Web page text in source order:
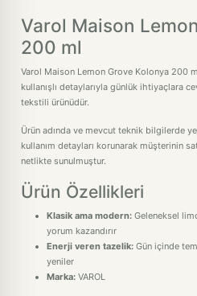
Varol Maison
200 ml
Varol Maison Lemon Grove Kolonya 200
kullanışlı detaylarıyla günlük ihtiyaçlara
tekstili ürünüdür.
Ürün adında ve mevcut teknik bilgilerde
kullanım detayları korunarak müşterinin
netlikte sunulmuştur.
Ürün Özellikleri
Klasik ama modern: Geleneksel
yorum kazandırır
Enerji veren tazelik: Gün içinde
yeniler
Marka: VAROL